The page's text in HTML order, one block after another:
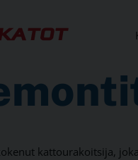
kattourakoitsija,